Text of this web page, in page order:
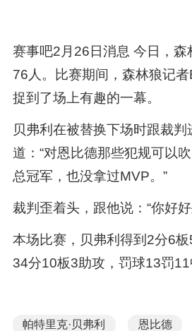
赛事吧2月26日消息 今日，
76人。比赛期间，森林狼记
捉到了场上有趣的一幕。
贝弗利在被替换下场时跟裁
道：“对恩比德那些犯规可以
总冠军，也没拿过MVP。”
裁判歪着头，跟他说：“你好
本场比赛，贝弗利得到2分6板
34分10板3助攻，罚球13罚11
帕特里克·贝弗利 恩比德